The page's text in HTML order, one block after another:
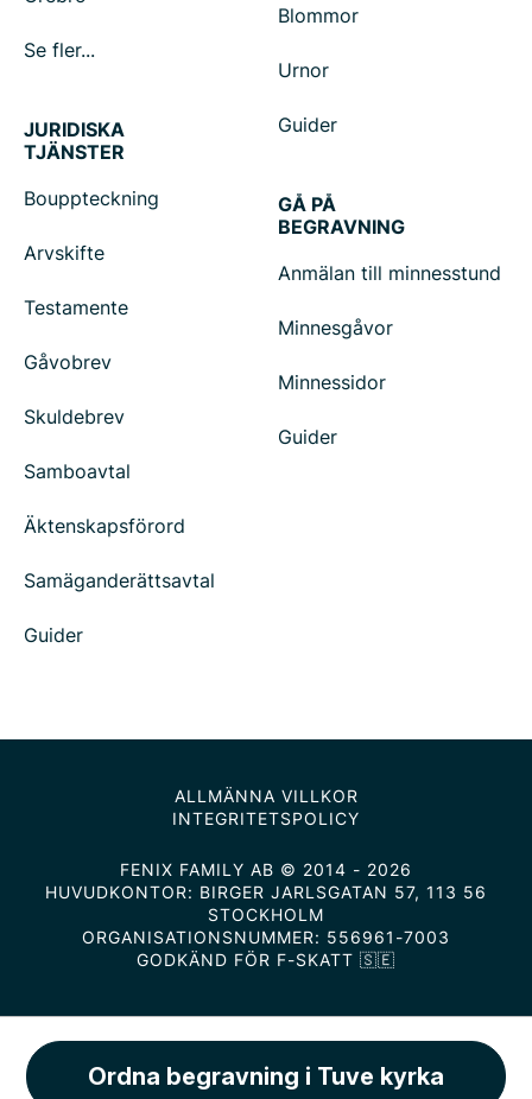
Ordna begravning i Tuve kyrka
Se fler...
Blommor
Urnor
Guider
JURIDISKA
TJÄNSTER
Bouppteckning
Arvskifte
Testamente
Gåvobrev
Skuldebrev
Samboavtal
Äktenskapsförord
Samäganderättsavtal
Guider
GÅ PÅ
BEGRAVNING
Anmälan till minnesstund
Minnesgåvor
Minnessidor
Guider
ALLMÄNNA VILLKOR
INTEGRITETSPOLICY
FENIX FAMILY AB © 2014 - 2026
HUVUDKONTOR: BIRGER JARLSGATAN 57, 113 56
STOCKHOLM
ORGANISATIONSNUMMER: 556961-7003
GODKÄND FÖR F-SKATT 🇸🇪